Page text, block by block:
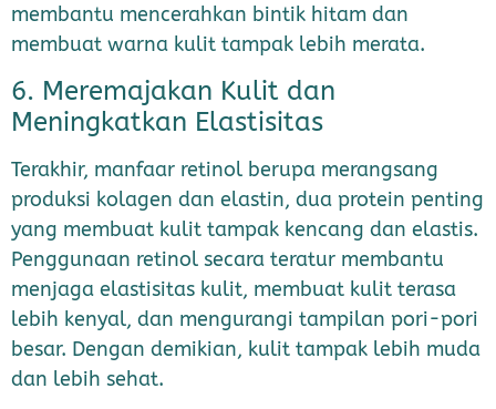
membantu mencerahkan bintik hitam dan
membuat warna kulit tampak lebih merata.
6. Meremajakan Kulit dan
Meningkatkan Elastisitas
Terakhir, manfaar retinol berupa merangsang
produksi kolagen dan elastin, dua protein penting
yang membuat kulit tampak kencang dan elastis.
Penggunaan retinol secara teratur membantu
menjaga elastisitas kulit, membuat kulit terasa
lebih kenyal, dan mengurangi tampilan pori-pori
besar. Dengan demikian, kulit tampak lebih muda
dan lebih sehat.